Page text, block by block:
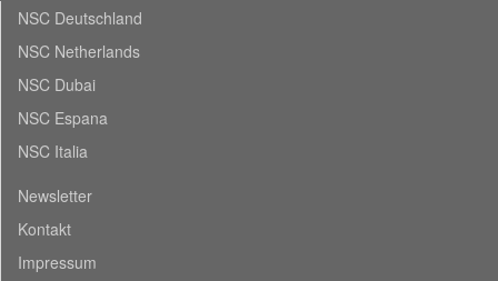
NSC Deutschland
NSC Netherlands
NSC Dubai
NSC Espana
NSC Italia
Newsletter
Kontakt
Impressum